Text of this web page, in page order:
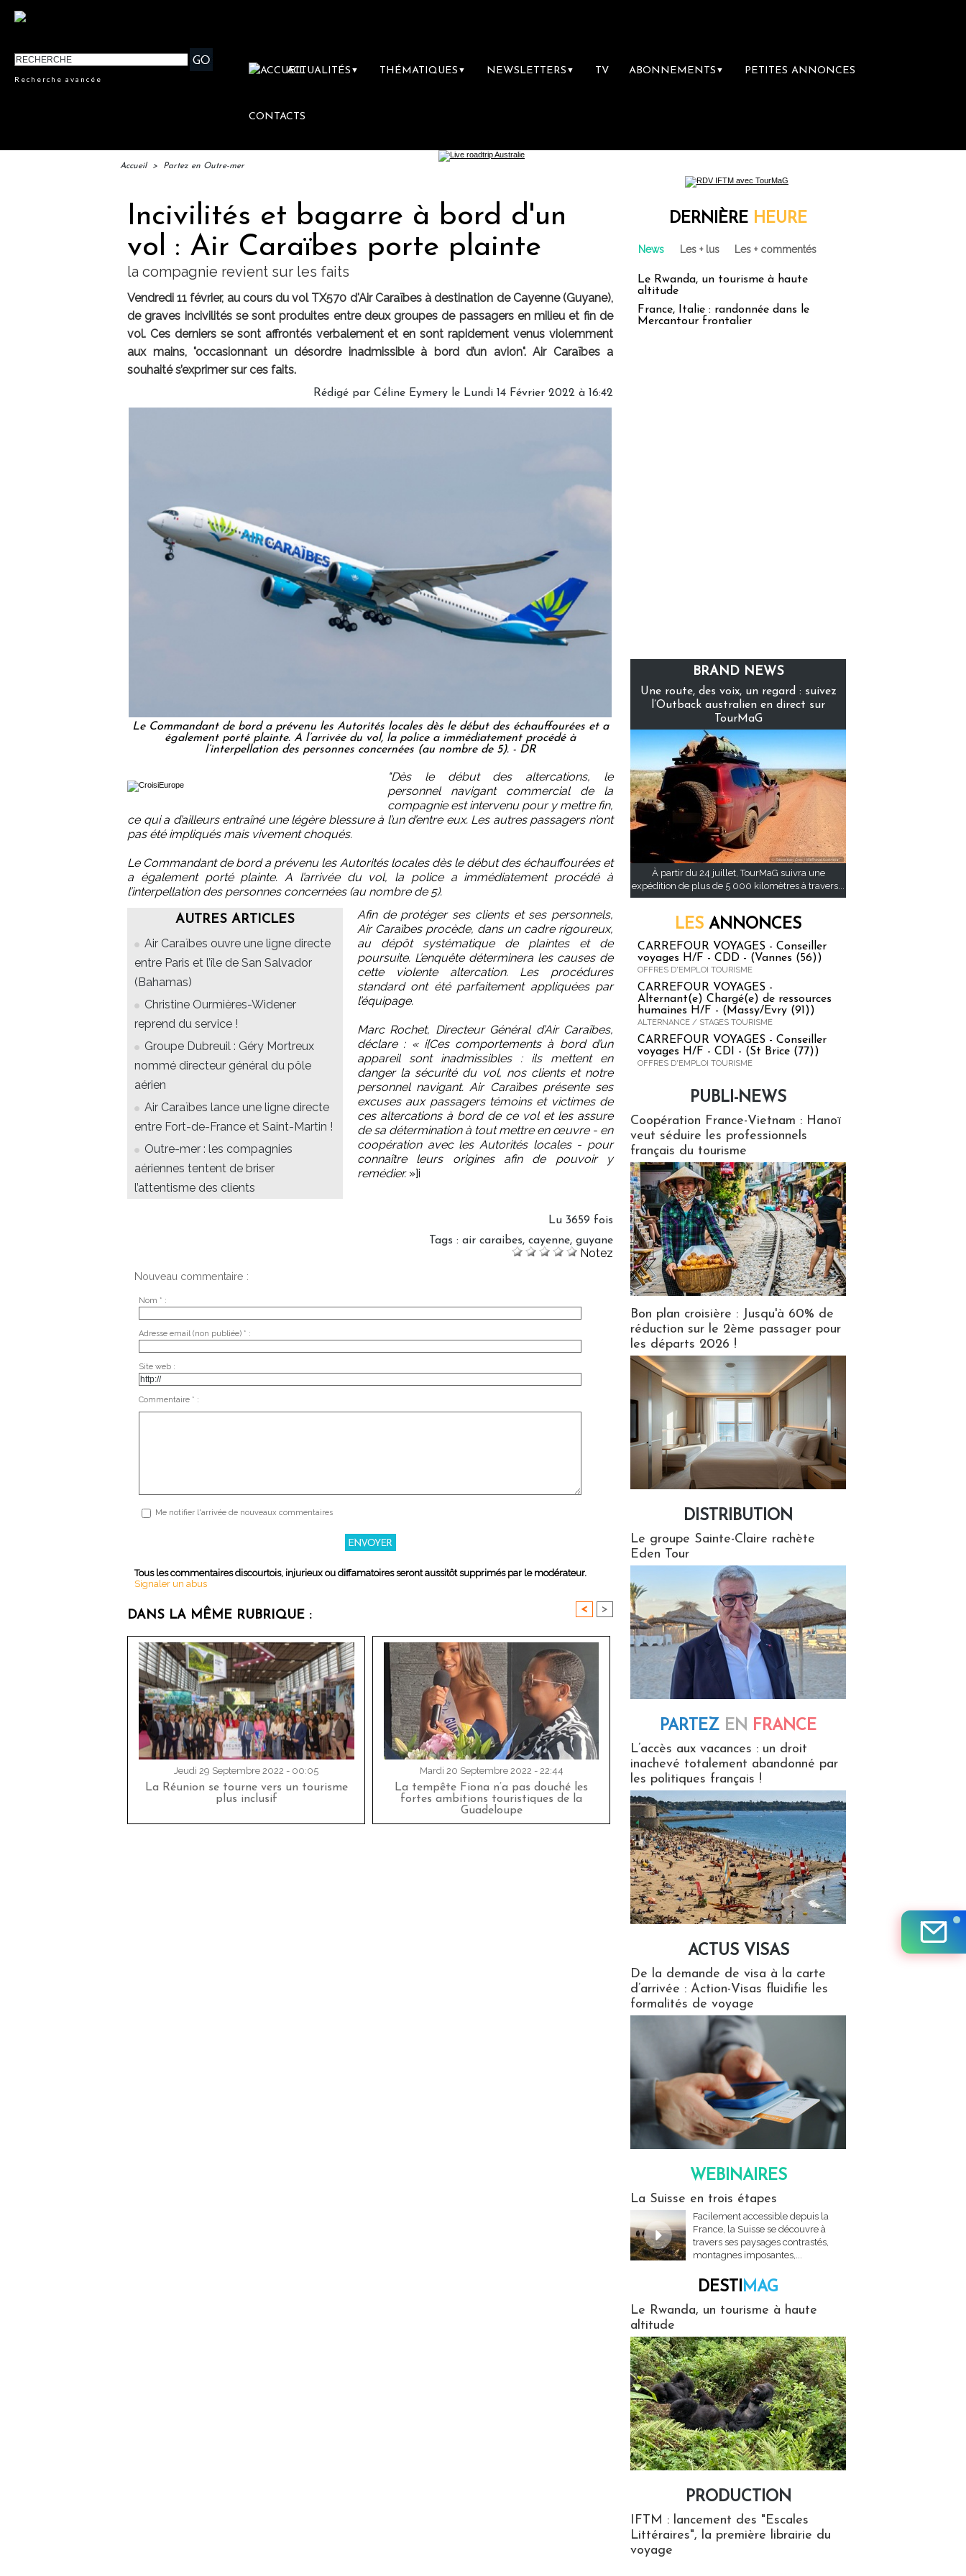
Recherche avancée
ACTUALITÉS ▼ THÉMATIQUES ▼ NEWSLETTERS ▼ TV ABONNEMENTS ▼ PETITES ANNONCES
CONTACTS
Accueil > Partez en Outre-mer
Incivilités et bagarre à bord d'un
vol : Air Caraïbes porte plainte
la compagnie revient sur les faits
Vendredi 11 février, au cours du vol TX570 d'Air Caraïbes à destination de Cayenne (Guyane),
de graves incivilités se sont produites entre deux groupes de passagers en milieu et fin de
vol. Ces derniers se sont affrontés verbalement et en sont rapidement venus violemment
aux mains, "occasionnant un désordre inadmissible à bord d’un avion". Air Caraïbes a
souhaité s’exprimer sur ces faits.
Rédigé par Céline Eymery le Lundi 14 Février 2022 à 16:42
Le Commandant de bord a prévenu les Autorités locales dès le début des échauffourées et a
également porté plainte. A l’arrivée du vol, la police a immédiatement procédé à
l’interpellation des personnes concernées (au nombre de 5). - DR
"Dès le début des altercations, le
personnel navigant commercial de la
compagnie est intervenu pour y mettre fin,
ce qui a d’ailleurs entraîné une légère blessure à l’un d’entre eux. Les autres passagers n’ont
pas été impliqués mais vivement choqués.
Le Commandant de bord a prévenu les Autorités locales dès le début des échauffourées et
a également porté plainte. A l’arrivée du vol, la police a immédiatement procédé à
l’interpellation des personnes concernées (au nombre de 5).
AUTRES ARTICLES
Air Caraïbes ouvre une ligne directe
entre Paris et l’île de San Salvador
(Bahamas)
Christine Ourmières-Widener
reprend du service !
Groupe Dubreuil : Géry Mortreux
nommé directeur général du pôle
aérien
Air Caraïbes lance une ligne directe
entre Fort-de-France et Saint-Martin !
Outre-mer : les compagnies
aériennes tentent de briser
l’attentisme des clients
Afin de protéger ses clients et ses personnels,
Air Caraïbes procède, dans un cadre rigoureux,
au dépôt systématique de plaintes et de
poursuite. L’enquête déterminera les causes de
cette violente altercation. Les procédures
standard ont été parfaitement appliquées par
l’équipage.
Marc Rochet, Directeur Général d’Air Caraïbes,
déclare : « i[Ces comportements à bord d’un
appareil sont inadmissibles : ils mettent en
danger la sécurité du vol, nos clients et notre
personnel navigant. Air Caraïbes présente ses
excuses aux passagers témoins et victimes de
ces altercations à bord de ce vol et les assure
de sa détermination à tout mettre en œuvre - en
coopération avec les Autorités locales - pour
connaître leurs origines afin de pouvoir y
remédier. »]i
Lu 3659 fois
Tags : air caraibes, cayenne, guyane
Notez
Nouveau commentaire :
Nom * :
Adresse email (non publiée) * :
Site web :
Commentaire * :
Me notifier l'arrivée de nouveaux commentaires
Tous les commentaires discourtois, injurieux ou diffamatoires seront aussitôt supprimés par le modérateur.
Signaler un abus
DANS LA MÊME RUBRIQUE : < >
Jeudi 29 Septembre 2022 - 00:05
La Réunion se tourne vers un tourisme
plus inclusif
Mardi 20 Septembre 2022 - 22:44
La tempête Fiona n’a pas douché les
fortes ambitions touristiques de la
Guadeloupe
DERNIÈRE HEURE
News Les + lus Les + commentés
Le Rwanda, un tourisme à haute
altitude
France, Italie : randonnée dans le
Mercantour frontalier
BRAND NEWS
Une route, des voix, un regard : suivez
l’Outback australien en direct sur
TourMaG
À partir du 24 juillet, TourMaG suivra une
expédition de plus de 5 000 kilomètres à travers...
LES ANNONCES
CARREFOUR VOYAGES - Conseiller
voyages H/F - CDD - (Vannes (56))
OFFRES D'EMPLOI TOURISME
CARREFOUR VOYAGES -
Alternant(e) Chargé(e) de ressources
humaines H/F - (Massy/Evry (91))
ALTERNANCE / STAGES TOURISME
CARREFOUR VOYAGES - Conseiller
voyages H/F - CDI - (St Brice (77))
OFFRES D'EMPLOI TOURISME
PUBLI-NEWS
Coopération France-Vietnam : Hanoï
veut séduire les professionnels
français du tourisme
Bon plan croisière : Jusqu'à 60% de
réduction sur le 2ème passager pour
les départs 2026 !
DISTRIBUTION
Le groupe Sainte-Claire rachète
Eden Tour
PARTEZ EN FRANCE
L’accès aux vacances : un droit
inachevé totalement abandonné par
les politiques français !
ACTUS VISAS
De la demande de visa à la carte
d’arrivée : Action-Visas fluidifie les
formalités de voyage
WEBINAIRES
La Suisse en trois étapes
Facilement accessible depuis la
France, la Suisse se découvre à
travers ses paysages contrastés,
montagnes imposantes,...
DESTIMAG
Le Rwanda, un tourisme à haute
altitude
PRODUCTION
IFTM : lancement des "Escales
Littéraires", la première librairie du
voyage